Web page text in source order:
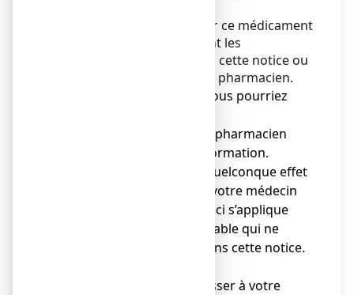
Vous devez toujours utiliser ce médicament
en suivant scrupuleusement les
informations fournies dans cette notice ou
par votre médecin ou votre pharmacien.
● Gardez cette notice. Vous pourriez
● Adressez-vous à votre pharmacien
pour tout conseil ou information.
● Si vous ressentez un quelconque effet
indésirable, parlez-en à votre médecin
ou votre pharmacien. Ceci s’applique
aussi à tout effet indésirable qui ne
serait pas mentionné dans cette notice.
● Vous devez vous adresser à votre